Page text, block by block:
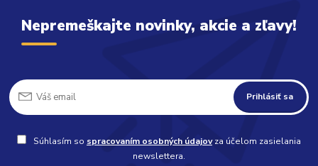
Nepremeškajte novinky, akcie a zľavy!
Prihlásiť sa
Súhlasím so spracovaním osobných údajovza účelom zasielania
newslettera.